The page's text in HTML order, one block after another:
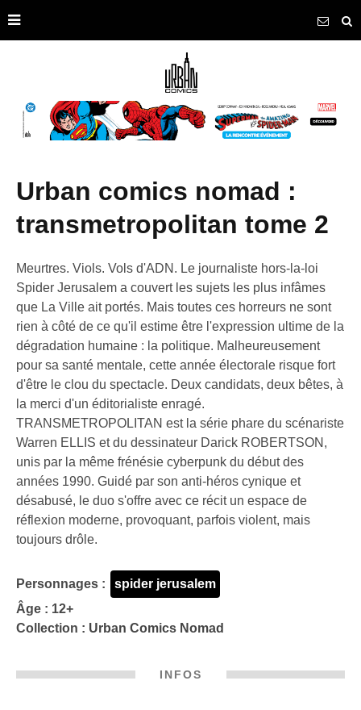
urban comics nomad :
transmetropolitan tome 2
Meurtres. Viols. Vols d'ADN. Le journaliste hors-la-loi
Spider Jerusalem a couvert les sujets les plus infâmes
que La Ville ait portés. Mais toutes ces horreurs ne sont
rien à côté de ce qu'il estime être l'expression ultime de la
dégradation humaine : la politique. Malheureusement
pour sa santé mentale, cette année électorale risque fort
d'être le clou du spectacle. Deux candidats, deux bêtes, à
la merci d'un éditorialiste enragé.
TRANSMETROPOLITAN est la série phare du scénariste
Warren ELLIS et du dessinateur Darick ROBERTSON,
unis par la même frénésie cyberpunk du début des
années 1990. Guidé par son anti-héros cynique et
désabusé, le duo s'offre avec ce récit un espace de
réflexion moderne, provoquant, parfois violent, mais
toujours drôle.
Personnages :
spider jerusalem
Âge : 12+
Collection : Urban Comics Nomad
INFOS